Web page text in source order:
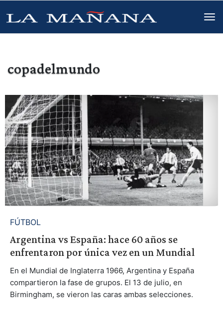
copadelmundo
FÚTBOL
Argentina vs España: hace 60 años se
enfrentaron por única vez en un Mundial
En el Mundial de Inglaterra 1966, Argentina y España
compartieron la fase de grupos. El 13 de julio, en
Birmingham, se vieron las caras ambas selecciones.